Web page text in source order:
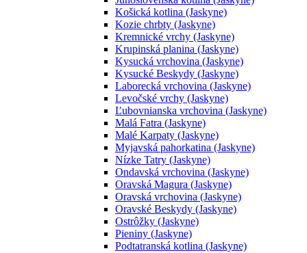
Košická kotlina (Jaskyne)
Kozie chrbty (Jaskyne)
Kremnické vrchy (Jaskyne)
Krupinská planina (Jaskyne)
Kysucká vrchovina (Jaskyne)
Kysucké Beskydy (Jaskyne)
Laborecká vrchovina (Jaskyne)
Levočské vrchy (Jaskyne)
Ľubovnianska vrchovina (Jaskyne)
Malá Fatra (Jaskyne)
Malé Karpaty (Jaskyne)
Myjavská pahorkatina (Jaskyne)
Nízke Tatry (Jaskyne)
Ondavská vrchovina (Jaskyne)
Oravská Magura (Jaskyne)
Oravská vrchovina (Jaskyne)
Oravské Beskydy (Jaskyne)
Ostrôžky (Jaskyne)
Pieniny (Jaskyne)
Podtatranská kotlina (Jaskyne)